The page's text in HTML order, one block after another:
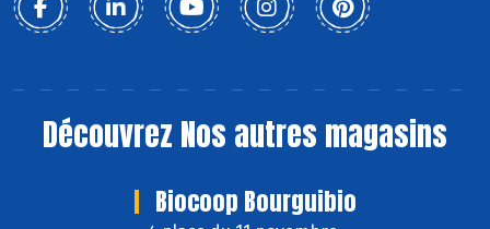
Découvrez Nos autres magasins
Biocoop Bourguibio